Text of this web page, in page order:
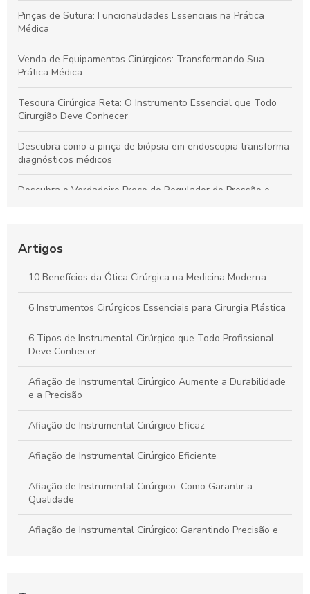
Pinças de Sutura: Funcionalidades Essenciais na Prática
Médica
Venda de Equipamentos Cirúrgicos: Transformando Sua
Prática Médica
Tesoura Cirúrgica Reta: O Instrumento Essencial que Todo
Cirurgião Deve Conhecer
Descubra como a pinça de biópsia em endoscopia transforma
diagnósticos médicos
Descubra o Verdadeiro Preço do Regulador de Pressão e
procedimentos cirúrgicos
Descubra o Verdadeiro Preço da Tesoura Cirúrgica e Como
Escolher a Ideal
Kit Instrumental Cirúrgico: Tudo que Você Precisa Saber para
a Escolha Certa
Artigos
10 Benefícios da Ótica Cirúrgica na Medicina Moderna
6 Instrumentos Cirúrgicos Essenciais para Cirurgia Plástica
6 Tipos de Instrumental Cirúrgico que Todo Profissional
Deve Conhecer
Afiação de Instrumental Cirúrgico Aumente a Durabilidade
e a Precisão
Afiação de Instrumental Cirúrgico Eficaz
Afiação de Instrumental Cirúrgico Eficiente
Afiação de Instrumental Cirúrgico: Como Garantir a
Qualidade
Afiação de Instrumental Cirúrgico: Garantindo Precisão e